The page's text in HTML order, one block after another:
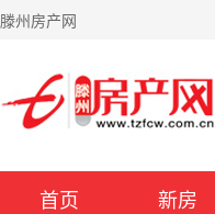
滕州房产网
首页 新房